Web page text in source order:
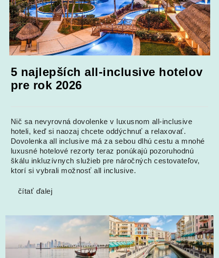
5 najlepších all-inclusive hotelov
pre rok 2026
Nič sa nevyrovná dovolenke v luxusnom all-inclusive
hoteli, keď si naozaj chcete oddýchnuť a relaxovať.
Dovolenka all inclusive má za sebou dlhú cestu a mnohé
luxusné hotelové rezorty teraz ponúkajú pozoruhodnú
škálu inkluzívnych služieb pre náročných cestovateľov,
ktorí si vybrali možnosť all inclusive.
čítať ďalej